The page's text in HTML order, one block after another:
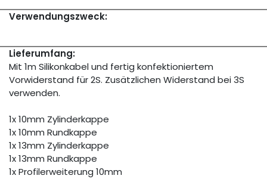
Verwendungszweck:
Lieferumfang:
Mit 1m Silikonkabel und fertig konfektioniertem
Vorwiderstand für 2S. Zusätzlichen Widerstand bei 3S
verwenden.
1x 10mm Zylinderkappe
1x 10mm Rundkappe
1x 13mm Zylinderkappe
1x 13mm Rundkappe
1x Profilerweiterung 10mm